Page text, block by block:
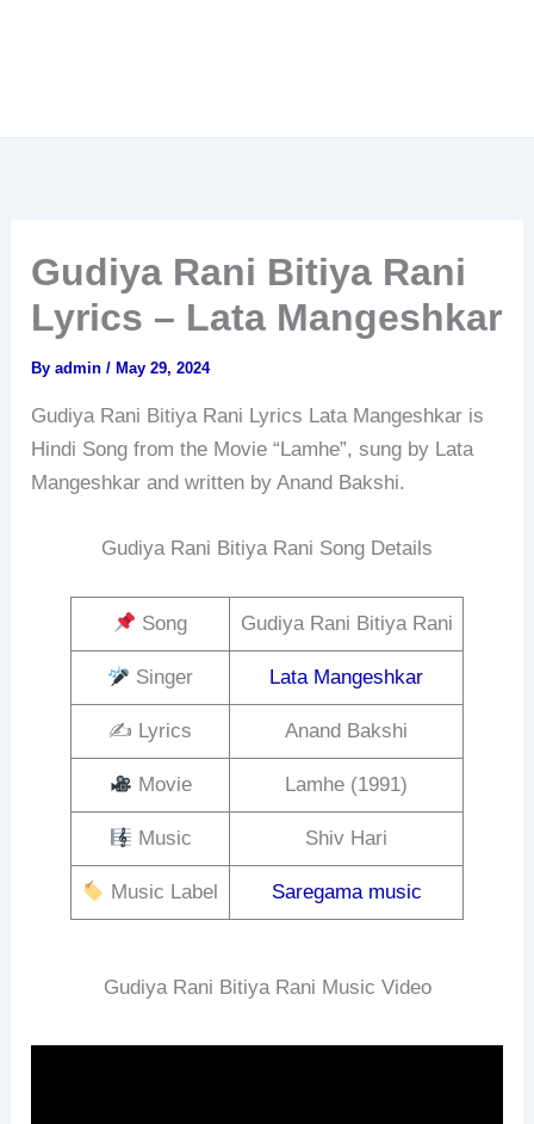
Gudiya Rani Bitiya Rani
Lyrics – Lata Mangeshkar
Byadmin/ May 29, 2024
Gudiya Rani Bitiya Rani Lyrics Lata Mangeshkar is
Hindi Song from the Movie “Lamhe”, sung by Lata
Mangeshkar and written by Anand Bakshi.
Gudiya Rani Bitiya Rani Song Details
Song Gudiya Rani Bitiya Rani
Singer Lata Mangeshkar
✍️ Lyrics Anand Bakshi
Movie Lamhe (1991)
Music Shiv Hari
Music Label Saregama music
Gudiya Rani Bitiya Rani Music Video